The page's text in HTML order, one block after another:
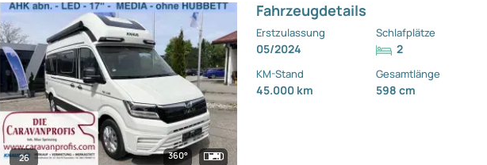
26 360°
Fahrzeugdetails
Erstzulassung
05/2024
Schlafplätze
2
KM-Stand
45.000 km
Gesamtlänge
598 cm